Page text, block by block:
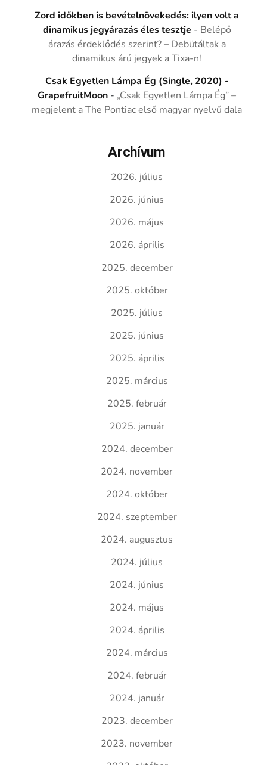
Zord időkben is bevételnövekedés: ilyen volt a
dinamikus jegyárazás éles tesztje - Belépő
árazás érdeklődés szerint? – Debütáltak a
dinamikus árú jegyek a Tixa-n!
Csak Egyetlen Lámpa Ég (Single, 2020) -
GrapefruitMoon - „Csak Egyetlen Lámpa Ég” –
megjelent a The Pontiac első magyar nyelvű dala
Archívum
2026. július
2026. június
2026. május
2026. április
2025. december
2025. október
2025. július
2025. június
2025. április
2025. március
2025. február
2025. január
2024. december
2024. november
2024. október
2024. szeptember
2024. augusztus
2024. július
2024. június
2024. május
2024. április
2024. március
2024. február
2024. január
2023. december
2023. november